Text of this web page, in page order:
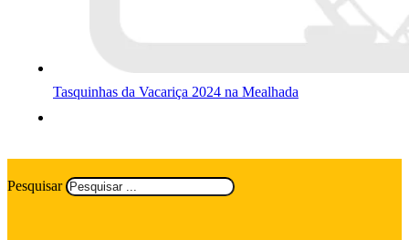
Tasquinhas da Vacariça 2024 na Mealhada
Pesquisar